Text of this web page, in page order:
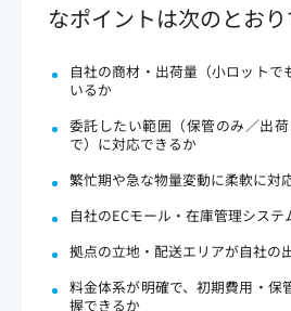
なポイントは次のとおり
自社の商材・出荷量（小ロットで
いるか
委託したい範囲（保管のみ／出
で）に対応できるか
繁忙期や急な物量変動に柔軟に対
自社のECモール・在庫管理シス
拠点の立地・配送エリアが自社の
料金体系が明確で、初期費用・保
握できるか